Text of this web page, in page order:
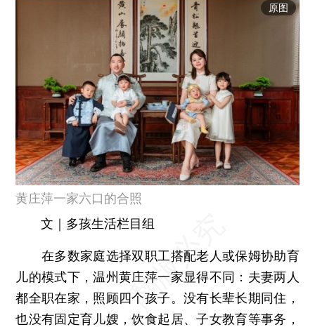
原图
黄庄萍一家六口的合照
文｜多孩生活栏目组
在多数家庭选择双职工搭配老人或保姆协助育
儿的模式下，温州黄庄萍一家显得不同：夫妻两人
都全职在家，照顾四个孩子。没有长辈长期同住，
也没有固定育儿嫂，饮食起居、子女教育等事务，